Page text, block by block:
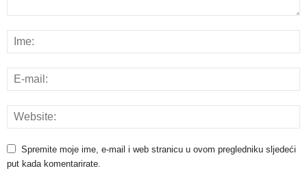
Spremite moje ime, e-mail i web stranicu u ovom pregledniku sljedeći
put kada komentarirate.